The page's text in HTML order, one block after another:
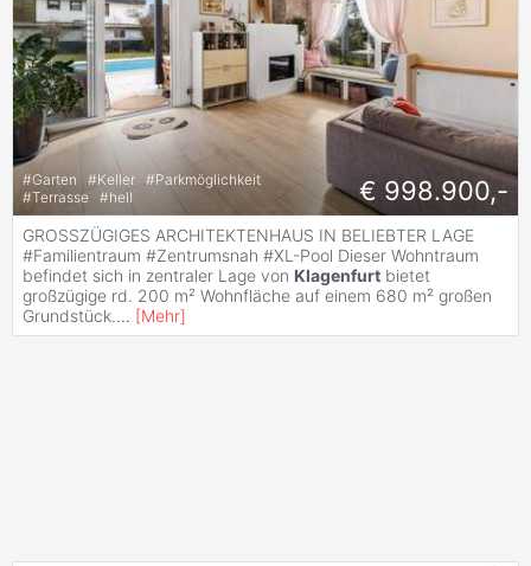
#Garten #Keller #Parkmöglichkeit
#Terrasse #hell € 998.900,-
GROSSZÜGIGES ARCHITEKTENHAUS IN BELIEBTER LAGE
#Familientraum #Zentrumsnah #XL-Pool Dieser Wohntraum
befindet sich in zentraler Lage von Klagenfurt bietet
großzügige rd. 200 m² Wohnfläche auf einem 680 m² großen
Grundstück.... [Mehr]